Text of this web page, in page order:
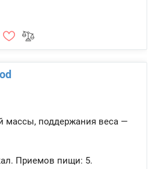
массы, поддержания веса —
Приемов пищи: 5.